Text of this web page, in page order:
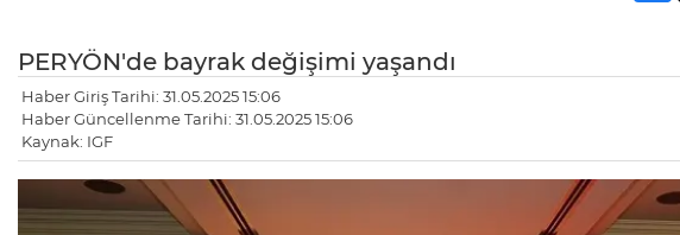
PERYÖN'de bayrak değişimi yaşandı
Haber Giriş Tarihi: 31.05.2025 15:06
Haber Güncellenme Tarihi: 31.05.2025 15:06
Kaynak: IGF